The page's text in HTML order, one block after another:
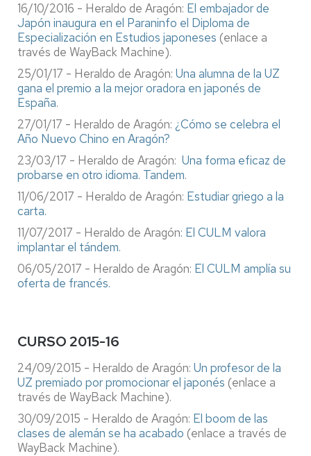
16/10/2016 - Heraldo de Aragón: El embajador de
Japón inaugura en el Paraninfo el Diploma de
Especialización en Estudios japoneses (enlace a
través de WayBack Machine).
25/01/17 - Heraldo de Aragón: Una alumna de la UZ
gana el premio a la mejor oradora en japonés de
España.
27/01/17 - Heraldo de Aragón: ¿Cómo se celebra el
Año Nuevo Chino en Aragón?
23/03/17 - Heraldo de Aragón: Una forma eficaz de
probarse en otro idioma. Tandem.
11/06/2017 - Heraldo de Aragón: Estudiar griego a la
carta.
11/07/2017 - Heraldo de Aragón: El CULM valora
implantar el tándem.
06/05/2017 - Heraldo de Aragón: El CULM amplía su
oferta de francés.
CURSO 2015-16
24/09/2015 - Heraldo de Aragón: Un profesor de la
UZ premiado por promocionar el japonés (enlace a
través de WayBack Machine).
30/09/2015 - Heraldo de Aragón: El boom de las
clases de alemán se ha acabado (enlace a través de
WayBack Machine).